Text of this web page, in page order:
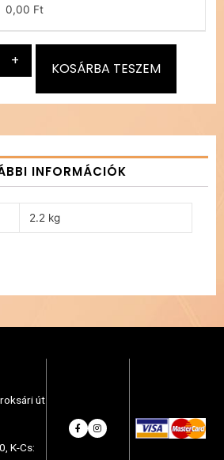
0,00 Ft
+ KOSÁRBA TESZEM
INFORMÁCIÓK
2.2 kg
út
K-Cs: